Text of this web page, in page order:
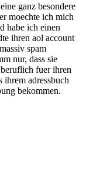
ganz besondere
moechte ich mich
habe ich einen
ihren aol account
spam
nur, dass sie
fuer ihren
ihrem adressbuch
bekommen.